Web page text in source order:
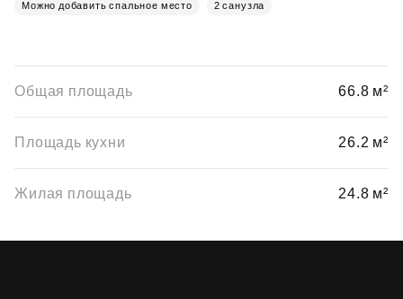
Можно добавить спальное место 2 санузла
Общая площадь 66.8 м²
Площадь кухни 26.2 м²
Жилая площадь 24.8 м²